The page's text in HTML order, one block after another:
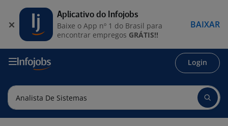
Login
Aplicativo do Infojobs
Baixe o App nº 1 do Brasil para
encontrar empregos GRÁTIS!!
BAIXAR